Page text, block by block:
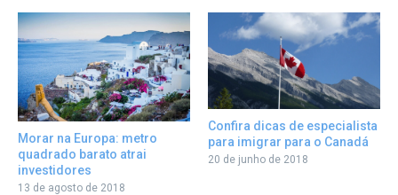
Morar na Europa: metro
quadrado barato atrai
investidores
13 de agosto de 2018
Confira dicas de especialista
para imigrar para o Canadá
20 de junho de 2018